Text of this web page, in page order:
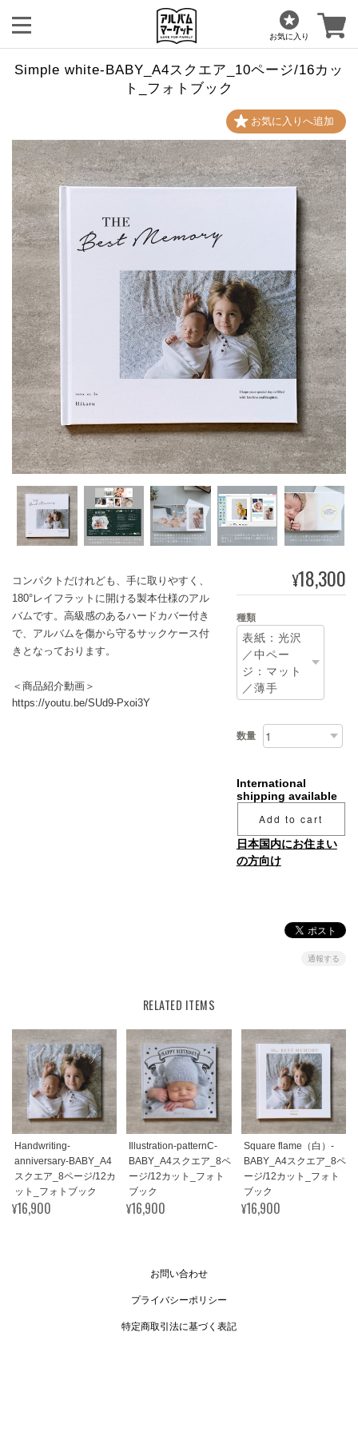
お気に入り
Simple white-BABY_A4スクエア_10ページ/16カッ
ト_フォトブック
コンパクトだけれども、手に取りやすく、
180°レイフラットに開ける製本仕様のアル
バムです。高級感のあるハードカバー付き
で、アルバムを傷から守るサックケース付
きとなっております。
＜商品紹介動画＞
https://youtu.be/SUd9-Pxoi3Y
¥18,300
種類
数量
International
shipping available
Add to cart
日本国内にお住まい
の方向け
通報する
RELATED ITEMS
Handwriting-
anniversary-BABY_A4
スクエア_8ページ/12カ
ット_フォトブック
¥16,900
Illustration-patternC-
BABY_A4スクエア_8ペ
ージ/12カット_フォト
ブック
¥16,900
Square flame（白）-
BABY_A4スクエア_8ペ
ージ/12カット_フォト
ブック
¥16,900
お問い合わせ
プライバシーポリシー
特定商取引法に基づく表記